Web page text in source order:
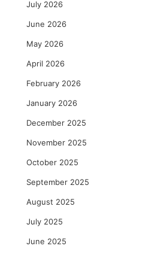
July 2026
June 2026
May 2026
April 2026
February 2026
January 2026
December 2025
November 2025
October 2025
September 2025
August 2025
July 2025
June 2025